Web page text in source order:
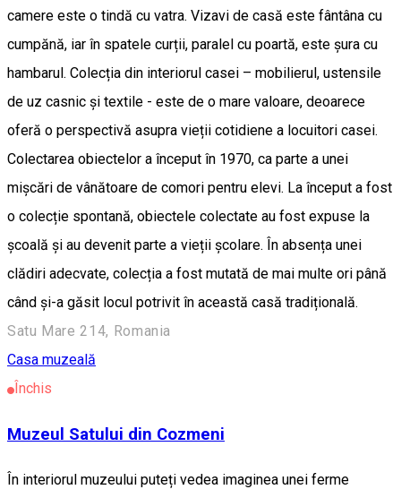
camere este o tindă cu vatra. Vizavi de casă este fântâna cu
cumpănă, iar în spatele curții, paralel cu poartă, este șura cu
hambarul. Colecția din interiorul casei – mobilierul, ustensile
de uz casnic și textile - este de o mare valoare, deoarece
oferă o perspectivă asupra vieții cotidiene a locuitori casei.
Colectarea obiectelor a început în 1970, ca parte a unei
mișcări de vânătoare de comori pentru elevi. La început a fost
o colecție spontană, obiectele colectate au fost expuse la
școală și au devenit parte a vieții școlare. În absența unei
clădiri adecvate, colecția a fost mutată de mai multe ori până
când și-a găsit locul potrivit în această casă tradițională.
Satu Mare 214, Romania
Casa muzeală
Închis
Muzeul Satului din Cozmeni
În interiorul muzeului puteți vedea imaginea unei ferme